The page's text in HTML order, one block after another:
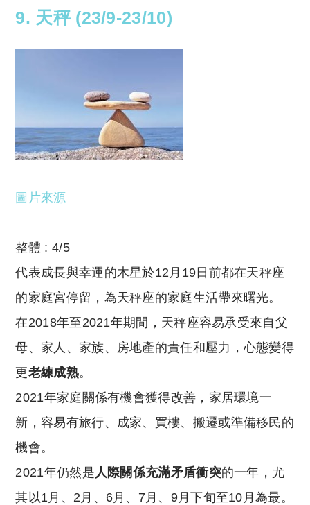
9. 天秤 (23/9-23/10)
圖片來源
整體 : 4/5
代表成長與幸運的木星於12月19日前都在天秤座
的家庭宮停留，為天秤座的家庭生活帶來曙光。
在2018年至2021年期間，天秤座容易承受來自父
母、家人、家族、房地產的責任和壓力，心態變得
更老練成熟。
2021年家庭關係有機會獲得改善，家居環境一
新，容易有旅行、成家、買樓、搬遷或準備移民的
機會。
2021年仍然是 人際關係充滿矛盾衝突的一年，尤
其以1月、2月、6月、7月、9月下旬至10月為最。